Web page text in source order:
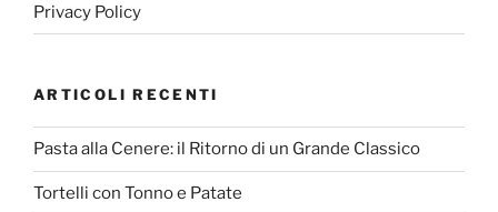
Privacy Policy
ARTICOLI RECENTI
Pasta alla Cenere: il Ritorno di un Grande Classico
Tortelli con Tonno e Patate